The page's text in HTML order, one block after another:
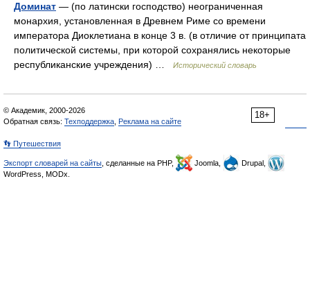
Доминат — (по латински господство) неограниченная
монархия, установленная в Древнем Риме со времени
императора Диоклетиана в конце 3 в. (в отличие от принципата
политической системы, при которой сохранялись некоторые
республиканские учреждения) …
Исторический словарь
18+
© Академик, 2000-2026
Обратная связь: Техподдержка Реклама на сайте
👣 Путешествия
Экспорт словарей на сайты , сделанные на PHP, Joomla,
Drupal,
WordPress, MODx.